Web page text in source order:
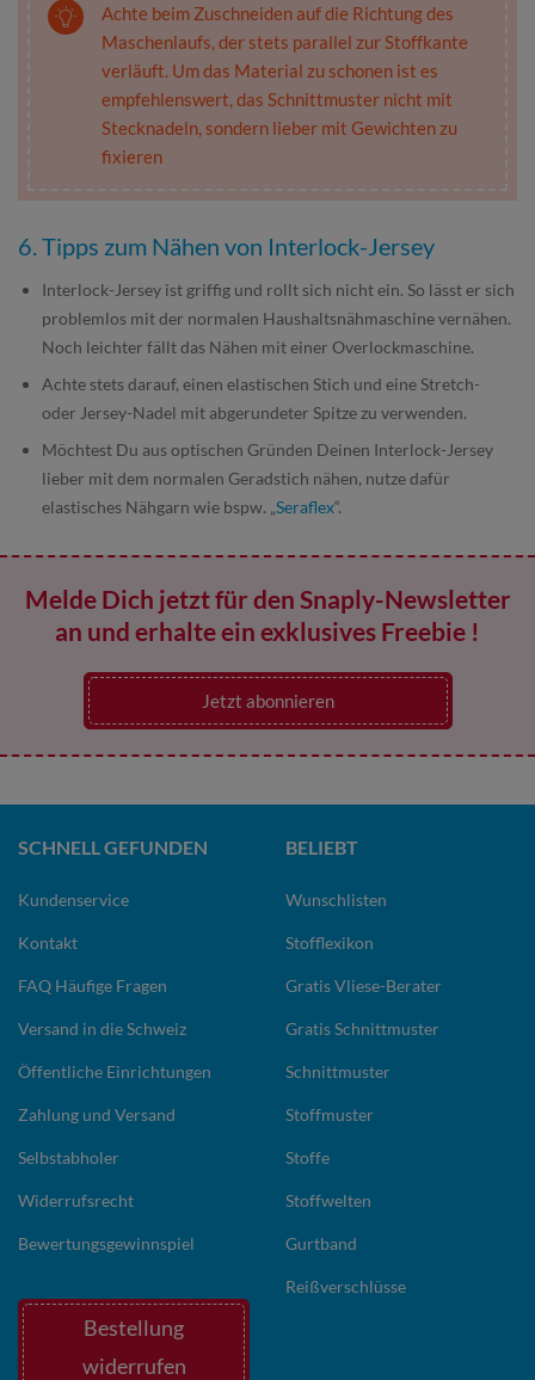
Achte beim Zuschneiden auf die Richtung des
Maschenlaufs, der stets parallel zur Stoffkante
verläuft. Um das Material zu schonen ist es
empfehlenswert, das Schnittmuster nicht mit
Stecknadeln, sondern lieber mit Gewichten zu
fixieren
6. Tipps zum Nähen von Interlock-Jersey
Interlock-Jersey ist griffig und rollt sich nicht ein. So lässt er sich
problemlos mit der normalen Haushaltsnähmaschine vernähen.
Noch leichter fällt das Nähen mit einer Overlockmaschine.
Achte stets darauf, einen elastischen Stich und eine Stretch-
oder Jersey-Nadel mit abgerundeter Spitze zu verwenden.
Möchtest Du aus optischen Gründen Deinen Interlock-Jersey
lieber mit dem normalen Geradstich nähen, nutze dafür
elastisches Nähgarn wie bspw. „Seraflex“.
Melde Dich jetzt für den Snaply-Newsletter
an und erhalte ein exklusives Freebie !
Jetzt abonnieren
SCHNELL GEFUNDEN
Kundenservice
Kontakt
FAQ Häufige Fragen
Versand in die Schweiz
Öffentliche Einrichtungen
Zahlung und Versand
Selbstabholer
Widerrufsrecht
Bewertungsgewinnspiel
Bestellung
widerrufen
BELIEBT
Wunschlisten
Stofflexikon
Gratis Vliese-Berater
Gratis Schnittmuster
Schnittmuster
Stoffmuster
Stoffe
Stoffwelten
Gurtband
Reißverschlüsse